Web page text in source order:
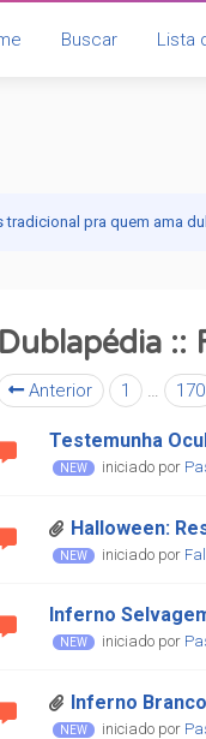
Buscar Lista
tradicional pra quem ama
Dublapédia ::
Anterior 1 … 170
Testemunha
iniciado por
Halloween:
iniciado por
Inferno
iniciado por
Inferno
iniciado por